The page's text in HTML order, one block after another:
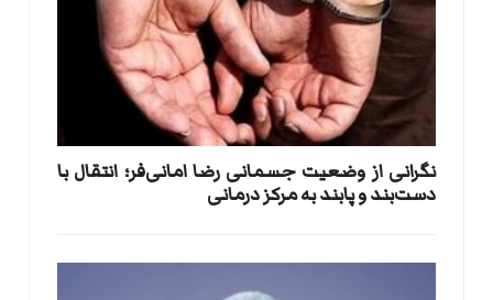
نگرانی از وضعیت جسمانی رضا امانی‌فر؛ انتقال با
دست‌بند و پابند به مرکز درمانی